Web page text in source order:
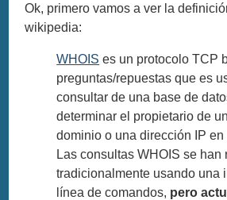
Ok, primero vamos a ver la
wikipedia:
WHOIS es un protocolo TCP
preguntas/repuestas que es
consultar de una base de
determinar el propietario de
dominio o una dirección IP en
Las consultas WHOIS se han
tradicionalmente usando una
línea de comandos, pero